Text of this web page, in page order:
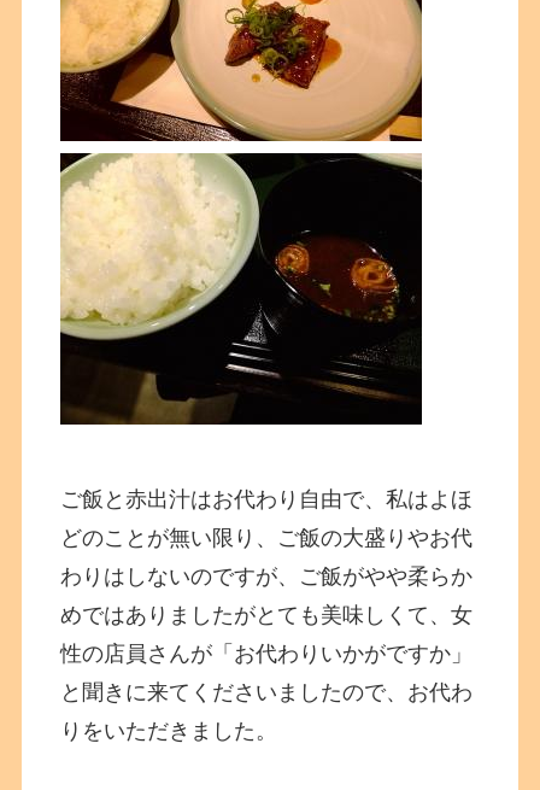
ご飯と赤出汁はお代わり自由で、私はよほ
どのことが無い限り、ご飯の大盛りやお代
わりはしないのですが、ご飯がやや柔らか
めではありましたがとても美味しくて、女
性の店員さんが「お代わりいかがですか」
と聞きに来てくださいましたので、お代わ
りをいただきました。